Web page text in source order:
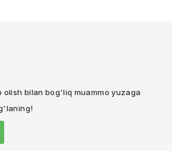
olish bilan bog'liq muammo yuzaga